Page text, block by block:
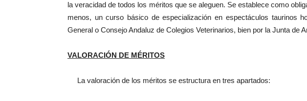
la veracidad de todos los méritos que se aleguen. Se establece como
menos, un curso básico de especialización en espectáculos taurinos
General o Consejo Andaluz de Colegios Veterinarios, bien por la Junta de
VALORACIÓN DE MÉRITOS
La valoración de los méritos se estructura en tres apartados: